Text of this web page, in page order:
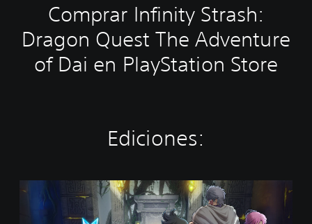
Comprar Infinity Strash:
Dragon Quest The Adventure
of Dai en PlayStation Store
Ediciones: